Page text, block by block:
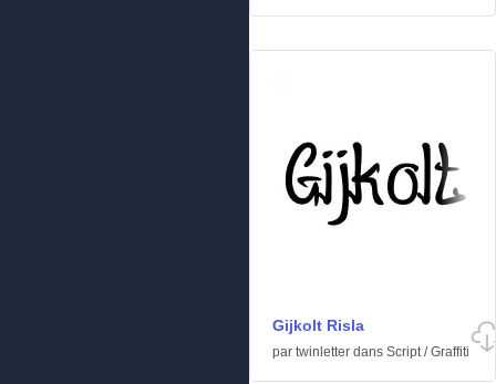
Gijkolt Risla
par twinletter dans Script/Graffiti